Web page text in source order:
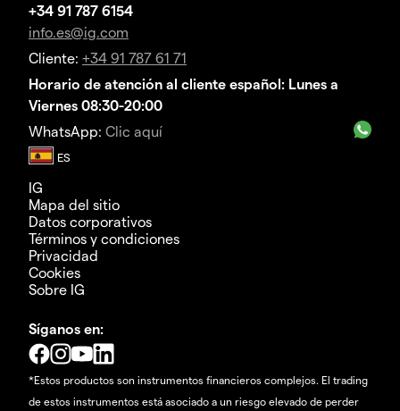
+34 91 787 6154
info.es@ig.com
Cliente: +34 91 787 61 71
Horario de atención al cliente español: Lunes a
Viernes 08:30-20:00
WhatsApp: Clic aquí
IG
Mapa del sitio
Datos corporativos
Términos y condiciones
Privacidad
Cookies
Sobre IG
Síganos en:
*Estos productos son instrumentos financieros complejos. El trading
de estos instrumentos está asociado a un riesgo elevado de perder